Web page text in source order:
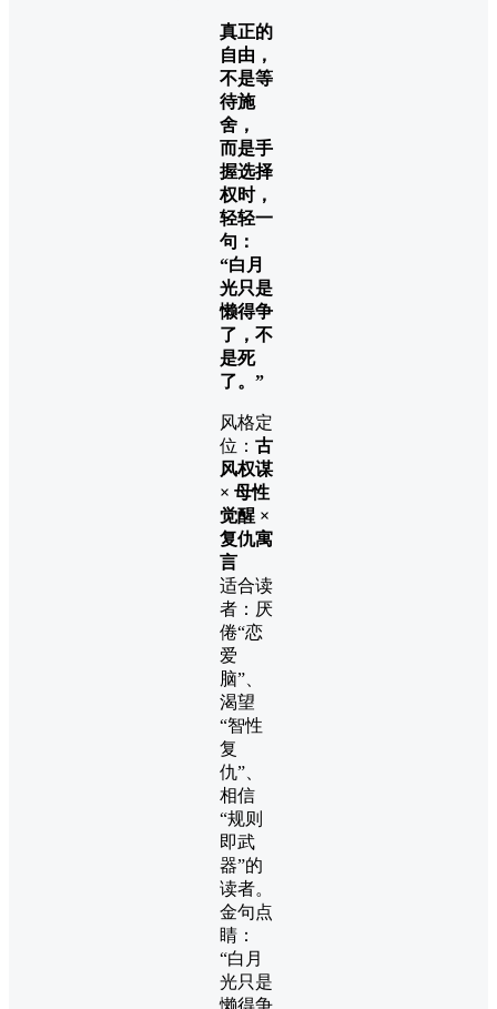
真正的
自由，
不是等
待施
舍，
而是手
握选择
权时，
轻轻一
句：
“白月
光只是
懒得争
了，不
是死
了。”
风格定
位： 古
风权谋
× 母性
觉醒 ×
复仇寓
言
适合读
者：厌
倦“恋
爱
脑”、
渴望
“智性
复
仇”、
相信
“规则
即武
器”的
读者。
金句点
睛：
“白月
光只是
懒得争